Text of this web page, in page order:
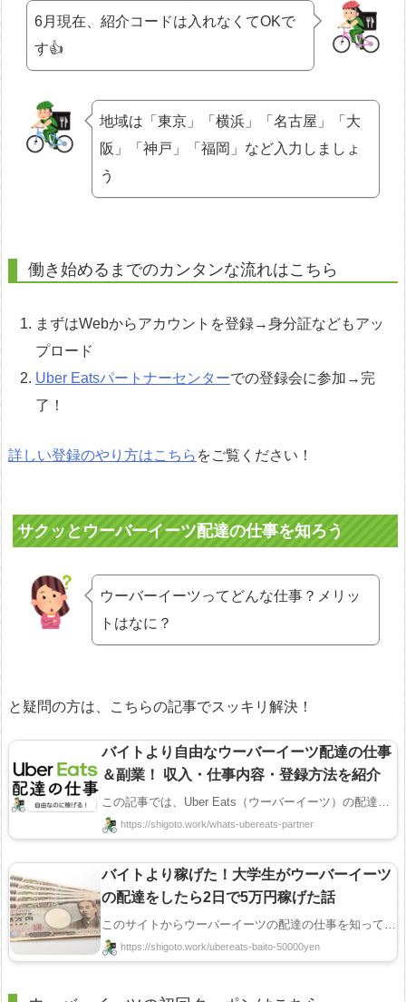
6月現在、紹介コードは入れなくてOKで
す👍
地域は「東京」「横浜」「名古屋」「大
阪」「神戸」「福岡」など入力しましょ
う
働き始めるまでのカンタンな流れはこちら
まずはWebからアカウントを登録→身分証などもアッ
プロード
Uber Eatsパートナーセンターでの登録会に参加→完
了！
詳しい登録のやり方はこちら をご覧ください！
サクッとウーバーイーツ配達の仕事を知ろう
ウーバーイーツってどんな仕事？メリッ
トはなに？
と疑問の方は、こちらの記事でスッキリ解決！
バイトより自由なウーバーイーツ配達の仕事
＆副業！ 収入・仕事内容・登録方法を紹介
https://shigoto.work/whats-ubereats-partner
バイトより稼げた！大学生がウーバーイーツ
の配達をしたら2日で5万円稼げた話
このサイトからウーバーイーツの配達の仕事を知って、2日で5万円稼いだ大学生さんにお話を聞くことがで ...
https://shigoto.work/ubereats-baito-50000yen